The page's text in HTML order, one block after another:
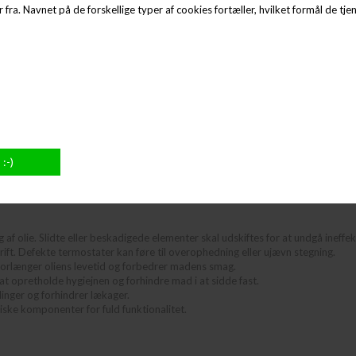
Navnet på de forskellige typer af cookies fortæller, hvilket formål de
olie. Slidte eller beskadigede elementer skal udskiftes for at undgå
Defekte termostater kan føre til overophedning eller ujævn stegning.
oliens levetid og forbedrer madens smag.
opretholde hygiejnen og forhindre mad i at sidde fast.
og forhindrer lækager.
komponenter for fuld funktionalitet.